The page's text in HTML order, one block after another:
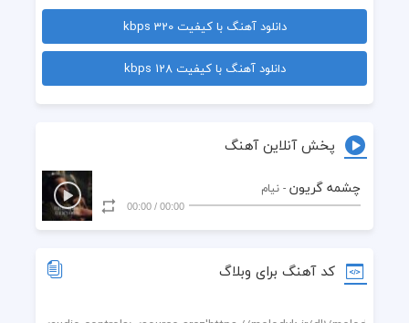
دانلود آهنگ با کیفیت 320 kbps
دانلود آهنگ با کیفیت 128 kbps
پخش آنلاین آهنگ
چشمه گریون - نیام
00:00
/
00:00
کد آهنگ برای وبلاگ